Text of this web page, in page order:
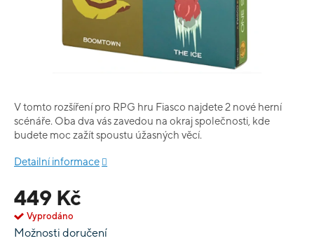
449 Kč
Vyprodáno
Možnosti doručení
V tomto rozšíření pro RPG hru Fiasco najdete 2 nové herní
scénáře. Oba dva vás zavedou na okraj společnosti, kde
budete moc zažít spoustu úžasných věcí.
Detailní informace